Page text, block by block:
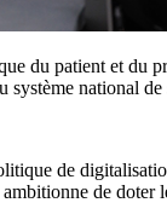
du patient et du
système national
de
de doter